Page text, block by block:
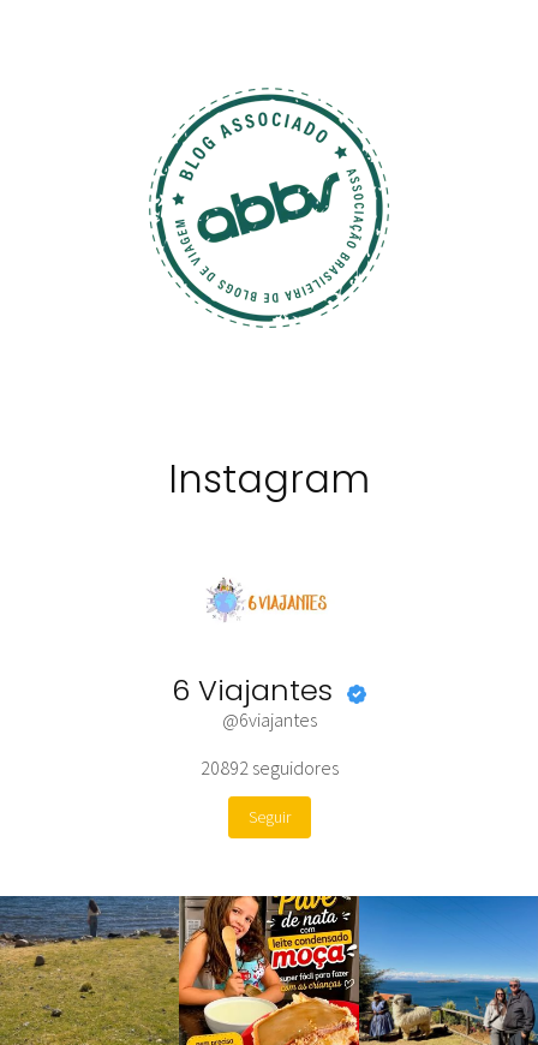
Instagram
6 Viajantes
@6viajantes
20892 seguidores
Seguir